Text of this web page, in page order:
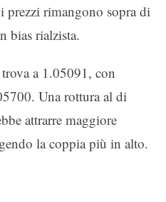
prezzi rimangono sopra di
bias rialzista.
a 1.05091, con
Una rottura al di
attrarre maggiore
la coppia più in alto.